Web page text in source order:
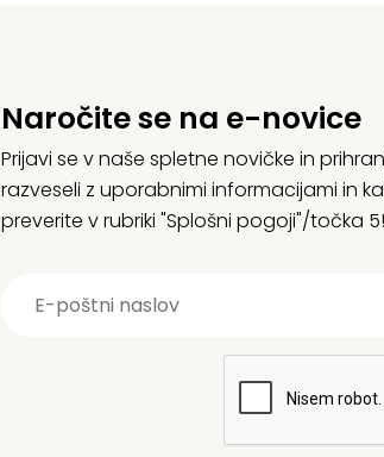
Naročite se na e-novice
Prijavi se v naše spletne novičke in
razveseli z uporabnimi informacijami in
preverite v rubriki "Splošni pogoji"/točka 5!